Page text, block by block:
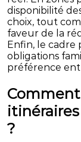
disponibilité
choix, tout
faveur de la
Enfin, le cadre
obligations
préférence
?